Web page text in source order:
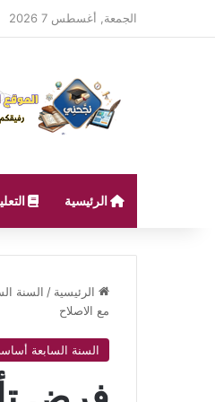
الجمعة, أغسطس 7 2026
الرئيسية
الرئيسية / السنة
مع الاصلاح
السنة السابعة